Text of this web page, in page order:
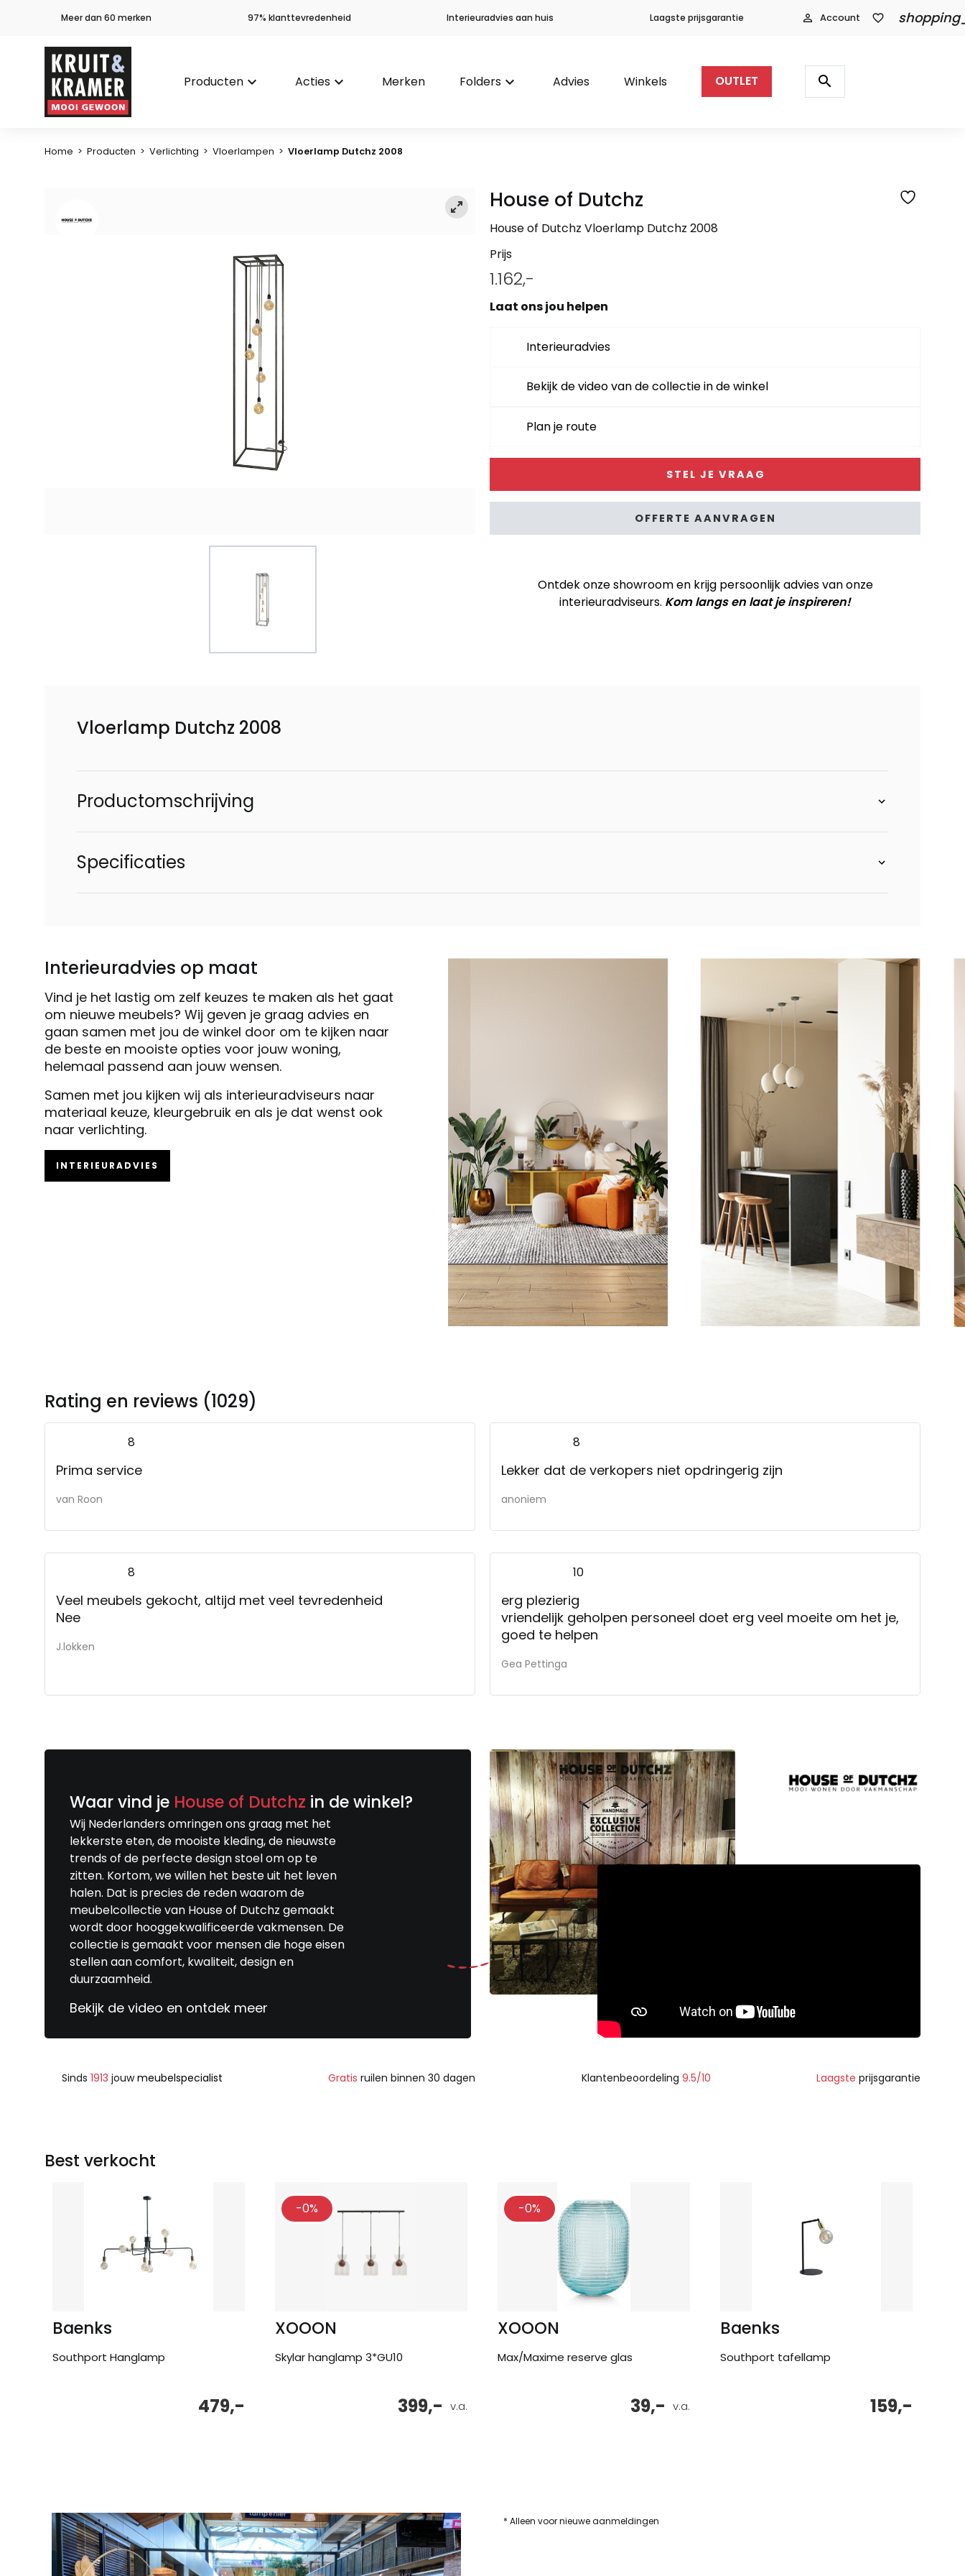
Meer dan 60 merken 97% klanttevredenheid Interieuradvies aan huis Laagste prijsgarantie person_outline Account favorite_border
Producten keyboard_arrow_down Acties keyboard_arrow_down Merken Folders keyboard_arrow_down Advies Winkels OUTLET
Producten
zoeken
search
Home > Producten > Verlichting > Vloerlampen > Vloerlamp Dutchz 2008
House of Dutchz
House of Dutchz Vloerlamp Dutchz 2008
Prijs
1.162,-
Laat ons jou helpen
Interieuradvies
Bekijk de video van de collectie in de winkel
Plan je route
STEL JE VRAAG
OFFERTE AANVRAGEN
Ontdek onze showroom en krijg persoonlijk advies van onze
interieuradviseurs. Kom langs en laat je inspireren!
Vloerlamp Dutchz 2008
Productomschrijving
Specificaties
Interieuradvies op maat
Vind je het lastig om zelf keuzes te maken als het gaat
om nieuwe meubels? Wij geven je graag advies en
gaan samen met jou de winkel door om te kijken naar
de beste en mooiste opties voor jouw woning,
helemaal passend aan jouw wensen.
Samen met jou kijken wij als interieuradviseurs naar
materiaal keuze, kleurgebruik en als je dat wenst ook
naar verlichting.
INTERIEURADVIES
Rating en reviews (1029)
8
Prima service
van Roon
8
Lekker dat de verkopers niet opdringerig zijn
anoniem
8
Veel meubels gekocht, altijd met veel tevredenheid
Nee
J.lokken
10
erg plezierig
vriendelijk geholpen personeel doet erg veel moeite om het je,
goed te helpen
Gea Pettinga
Waar vind je House of Dutchz in de winkel?
Wij Nederlanders omringen ons graag met het
lekkerste eten, de mooiste kleding, de nieuwste
trends of de perfecte design stoel om op te
zitten. Kortom, we willen het beste uit het leven
halen. Dat is precies de reden waarom de
meubelcollectie van House of Dutchz gemaakt
wordt door hooggekwalificeerde vakmensen. De
collectie is gemaakt voor mensen die hoge eisen
stellen aan comfort, kwaliteit, design en
duurzaamheid.
Bekijk de video en ontdek meer
Sinds 1913 jouwmeubelspecialist Gratis ruilen binnen 30 dagen Klantenbeoordeling 9.5/10 Laagste prijsgarantie
Best verkocht
Baenks
Southport Hanglamp
479,-
-0%
XOOON
Skylar hanglamp 3*GU10
v.a.
399,-
-0%
XOOON
Max/Maxime reserve glas
v.a.
39,-
Baenks
Southport tafellamp
159,-
* Alleen voor nieuwe aanmeldingen